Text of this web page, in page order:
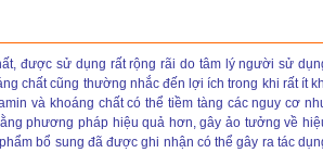
được sử dụng rất rộng rãi do tâm lý người sử
chất cũng thường nhắc đến lợi ích trong khi rất ít
và khoáng chất có thể tiềm tàng các nguy cơ
phương pháp hiệu quả hơn, gây ảo tưởng về
bổ sung đã được ghi nhận có thể gây ra tác